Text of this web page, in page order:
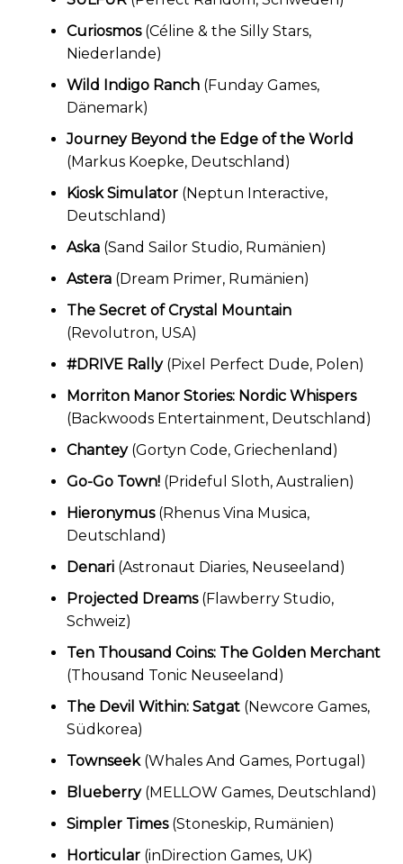
Curiosmos(Céline & the Silly Stars,
Niederlande)
Wild Indigo Ranch(Funday Games,
Dänemark)
Journey Beyond the Edge of the World
(Markus Koepke, Deutschland)
Kiosk Simulator(Neptun Interactive,
Deutschland)
Aska(Sand Sailor Studio, Rumänien)
Astera(Dream Primer, Rumänien)
The Secret of Crystal Mountain
(Revolutron, USA)
#DRIVE Rally(Pixel Perfect Dude, Polen)
Morriton Manor Stories: Nordic Whispers
(Backwoods Entertainment, Deutschland)
Chantey(Gortyn Code, Griechenland)
Go-Go Town!(Prideful Sloth, Australien)
Hieronymus(Rhenus Vina Musica,
Deutschland)
Denari(Astronaut Diaries, Neuseeland)
Projected Dreams(Flawberry Studio,
Schweiz)
Ten Thousand Coins: The Golden Merchant
(Thousand Tonic Neuseeland)
The Devil Within: Satgat(Newcore Games,
Südkorea)
Townseek(Whales And Games, Portugal)
Blueberry(MELLOW Games, Deutschland)
Simpler Times(Stoneskip, Rumänien)
Horticular(inDirection Games, UK)